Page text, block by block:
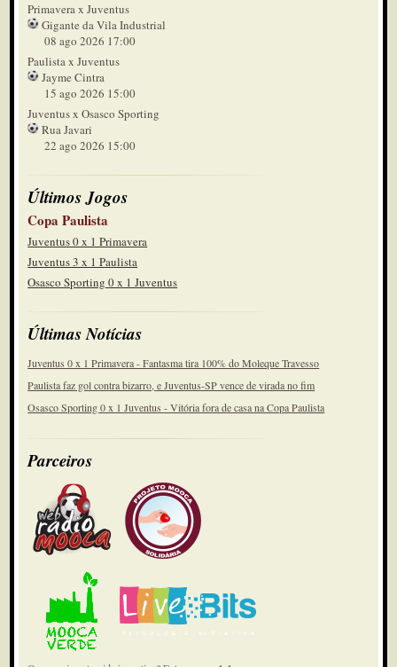
Primavera x Juventus
Gigante da Vila Industrial
08 ago 2026 17:00
Paulista x Juventus
Jayme Cintra
15 ago 2026 15:00
Juventus x Osasco Sporting
Rua Javari
22 ago 2026 15:00
Últimos Jogos
Copa Paulista
Juventus 0 x 1 Primavera
Juventus 3 x 1 Paulista
Osasco Sporting 0 x 1 Juventus
Últimas Notícias
Juventus 0 x 1 Primavera - Fantasma tira 100% do Moleque Travesso
Paulista faz gol contra bizarro, e Juventus-SP vence de virada no fim
Osasco Sporting 0 x 1 Juventus - Vitória fora de casa na Copa Paulista
Parceiros